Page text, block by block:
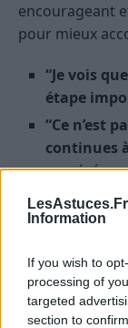
Information
If you wish to
processing of
targeted
section to
encourageant
pour mieux
“Je vois
étape
“Ce n’est
continues
“Qu’est-
pouvons-
“Il est
ça qu’on
que